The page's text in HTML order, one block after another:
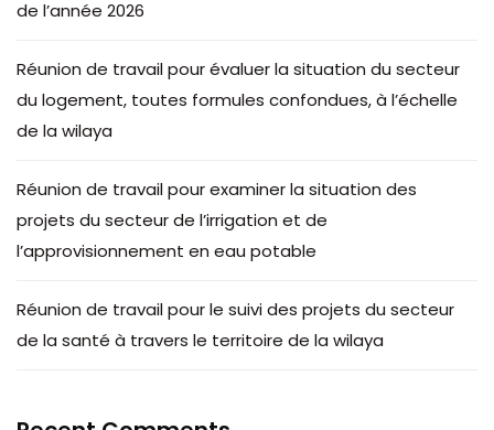
de l’année 2026
Réunion de travail pour évaluer la situation du secteur
du logement, toutes formules confondues, à l’échelle
de la wilaya
Réunion de travail pour examiner la situation des
projets du secteur de l’irrigation et de
l’approvisionnement en eau potable
Réunion de travail pour le suivi des projets du secteur
de la santé à travers le territoire de la wilaya